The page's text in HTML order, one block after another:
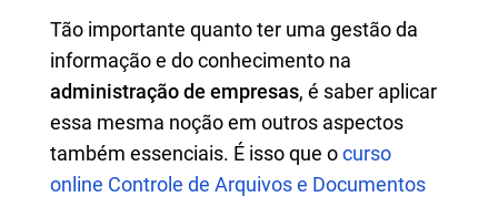
Tão importante quanto ter uma gestão da
informação e do conhecimento na
administração de empresas, é saber aplicar
essa mesma noção em outros aspectos
também essenciais. É isso que ocurso
online Controle de Arquivos e Documentos